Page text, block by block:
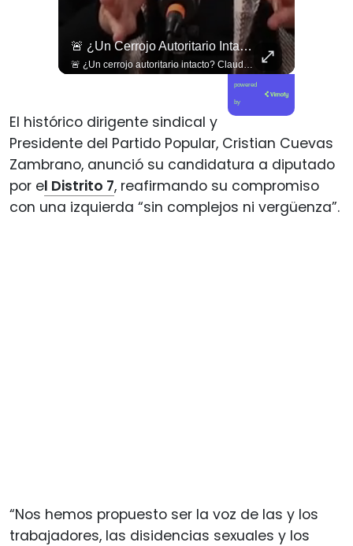
🚨 ¿Un Cerrojo Autoritario Intacto?
🚨 ¿Un cerrojo autoritario intacto? Claudio Nash denuncia la vigencia del Decreto 1086 para reprimir la manifestación. 🇨🇱⚖️ Nash aborda cómo el Decreto Supremo 1086 —una norma dictada durante la dictadura militar en 1983— continúa plenamente vigente como la principal herramienta administrativa para exigir autorizaciones previas y prohibir marchas, demostrando cómo los gobiernos democráticos han perpetuado un marco legal de facto para condicionar y reprimir la protesta social. 🎙️🚫 🎥 ¡Una conversación imprescindible sobre herencias de la dictadura, derecho a la reunión y libertades públicas! Sigue el capítulo completo en nuestro canal de YouTube. 🔗 Ve al enlace en nuestra biografía, suscríbete para sumarte a la comunidad y déjanos tu postura en los comentarios: ¿debería derogarse de forma inmediata el Decreto 1086? 💬👇🏼
powered
by
El histórico dirigente sindical y
Presidente del Partido Popular, Cristian Cuevas
Zambrano, anunció su candidatura a diputado
por el Distrito 7, reafirmando su compromiso
con una izquierda “sin complejos ni vergüenza”.
“Nos hemos propuesto ser la voz de las y los
trabajadores, las disidencias sexuales y los